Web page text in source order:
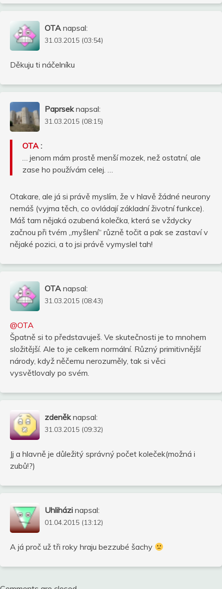
OTA napsal:
31.03.2015 (03:54)
Děkuju ti náčelníku
Paprsek napsal:
31.03.2015 (08:15)
OTA :
… jenom mám prostě menší mozek, než ostatní, ale
zase ho používám celej. …
Otakare, ale já si právě myslím, že v hlavě žádné neurony
nemáš (vyjma těch, co ovládají základní životní funkce).
Máš tam nějaká ozubená kolečka, která se vždycky
začnou při tvém „myšlení“ různě točit a pak se zastaví v
nějaké pozici, a to jsi právě vymyslel tah!
OTA napsal:
31.03.2015 (08:43)
@OTA
Špatně si to představuješ. Ve skutečnosti je to mnohem
složitější. Ale to je celkem normální. Různý primitivnější
národy, když něčemu nerozuměly, tak si věci
vysvětlovaly po svém.
zdeněk napsal:
31.03.2015 (09:32)
Jj a hlavně je důležitý správný počet koleček(možná i
zubů!?)
Uhliházi napsal:
01.04.2015 (13:12)
A já proč už tři roky hraju bezzubé šachy